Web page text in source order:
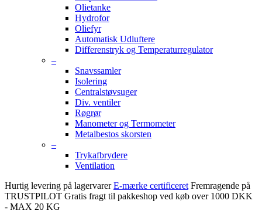
Olietanke
Hydrofor
Oliefyr
Automatisk Udluftere
Differenstryk og Temperaturregulator
–
Snavssamler
Isolering
Centralstøvsuger
Div. ventiler
Røgrør
Manometer og Termometer
Metalbestos skorsten
–
Trykafbrydere
Ventilation
Hurtig levering på lagervarer E-mærke certificeret Fremragende på
TRUSTPILOT Gratis fragt til pakkeshop ved køb over 1000 DKK
- MAX 20 KG